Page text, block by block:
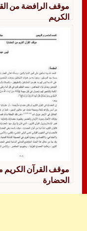
موقف الرافضة من
الكريم
موقف القرآن الكريم
الحضارة